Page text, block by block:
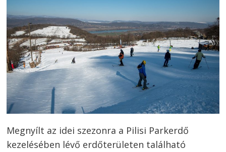
Megnyílt az idei szezonra a Pilisi Parkerdő
kezelésében lévő erdőterületen található